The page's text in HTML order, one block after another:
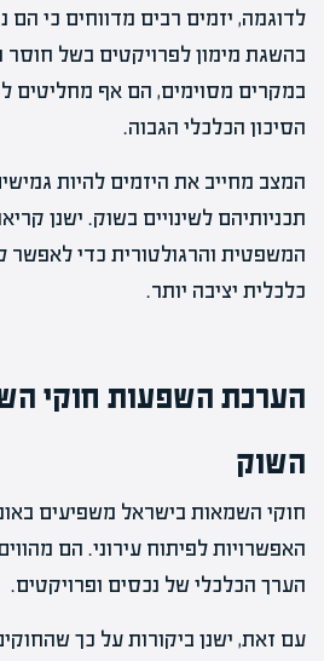
לדוגמה, יזמים רבים מדווחים כי הם
בהשגת מימון לפרויקטים בשל חוסר
במקרים מסוימים, הם אף מחליטים
הסיכון הכלכלי הגבוה.
המצב מחייב את היזמים להיות
תכניותיהם לשינויים בשוק. ישנן
המשפטית והרגולטורית כדי לאפשר
כלכלית יציבה יותר.
הערכת השפעות חוקי
השוק
חוקי השמאות בישראל משפיעים
האפשרויות לפיתוח עירוני. הם
הערך הכלכלי של נכסים ופרויקטים.
עם זאת, ישנן ביקורות על כך